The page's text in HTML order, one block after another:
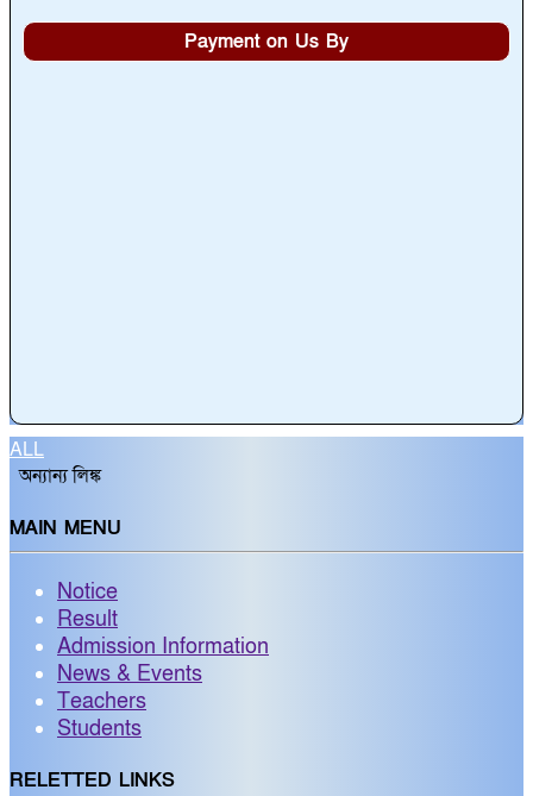
Payment on Us By
ALL
অন্যান্য লিঙ্ক
MAIN MENU
Notice
Result
Admission Information
News & Events
Teachers
Students
RELETTED LINKS